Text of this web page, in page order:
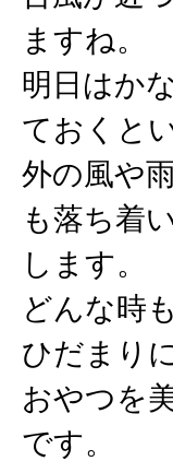
ますね。
明日はか
ておくと
外の風や
も落ち着
します。
どんな時
ひだまり
おやつを
です。